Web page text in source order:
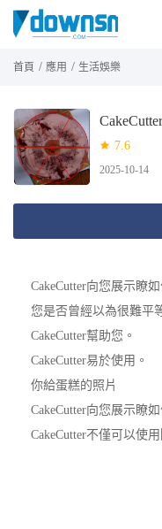
首頁 / 應用 / 生活娛樂
CakeCutter
7.6
2025-10-14
CakeCutter向您展示瞭
您是否曾經以為很難平
CakeCutter幫助您。
CakeCutter易於使用。
你給蛋糕的照片
CakeCutter向您展示瞭
CakeCutter不僅可以使